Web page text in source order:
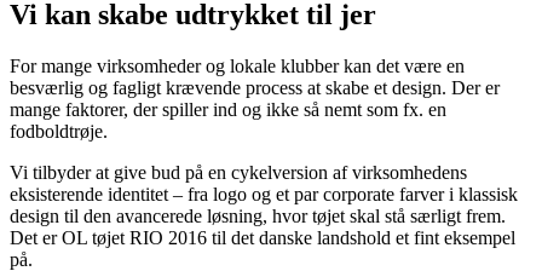
Vi kan skabe udtrykket til jer
For mange virksomheder og lokale klubber kan det være en
besværlig og fagligt krævende process at skabe et design. Der er
mange faktorer, der spiller ind og ikke så nemt som fx. en
fodboldtrøje.
Vi tilbyder at give bud på en cykelversion af virksomhedens
eksisterende identitet – fra logo og et par corporate farver i klassisk
design til den avancerede løsning, hvor tøjet skal stå særligt frem.
Det er OL tøjet RIO 2016 til det danske landshold et fint eksempel
på.